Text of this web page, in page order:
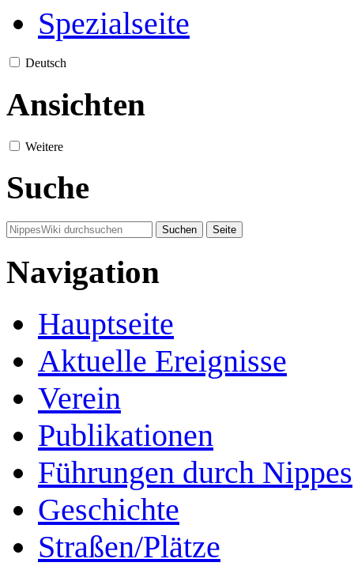
Spezialseite
Deutsch
Ansichten
Weitere
Suche
Navigation
Hauptseite
Aktuelle Ereignisse
Verein
Publikationen
Führungen durch Nippes
Geschichte
Straßen/Plätze